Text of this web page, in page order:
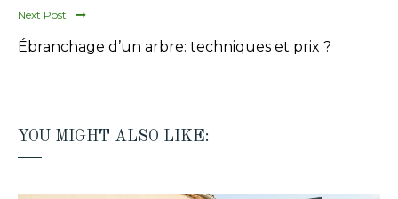
Next Post
Ébranchage d’un arbre: techniques et prix ?
YOU MIGHT ALSO LIKE: